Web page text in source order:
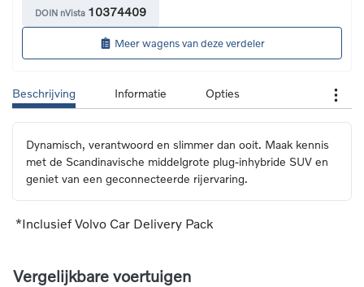
DOIN nVista 10374409
Meer wagens van deze verdeler
Beschrijving Informatie Opties
Dynamisch, verantwoord en slimmer dan ooit. Maak kennis
met de Scandinavische middelgrote plug-inhybride SUV en
geniet van een geconnecteerde rijervaring.
*Inclusief Volvo Car Delivery Pack
Vergelijkbare voertuigen